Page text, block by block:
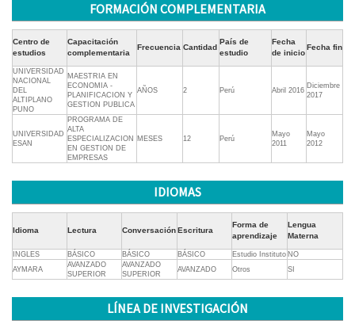
FORMACIÓN COMPLEMENTARIA
Centro de
estudios
Capacitación
complementaria
Frecuencia Cantidad
País de
estudio
Fecha
de inicio
Fecha fin
UNIVERSIDAD
NACIONAL
DEL
ALTIPLANO
PUNO
MAESTRIA EN
ECONOMIA -
PLANIFICACION Y
GESTION PUBLICA
AÑOS 2 Perú Abril 2016
Diciembre
2017
UNIVERSIDAD
ESAN
PROGRAMA DE
ALTA
ESPECIALIZACION
EN GESTION DE
EMPRESAS
MESES 12 Perú
Mayo
2011
Mayo
2012
IDIOMAS
Idioma Lectura ConversaciónEscritura
Forma de
aprendizaje
Lengua
Materna
INGLES BÁSICO BÁSICO BÁSICO Estudio Instituto NO
AYMARA
AVANZADO
SUPERIOR
AVANZADO
SUPERIOR
AVANZADO Otros SI
LÍNEA DE INVESTIGACIÓN